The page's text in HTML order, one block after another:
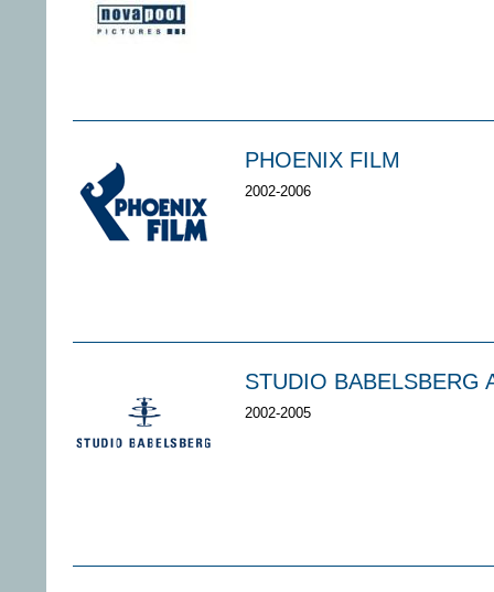
PHOENIX FILM
2002-2006
STUDIO BABELSBERG
2002-2005